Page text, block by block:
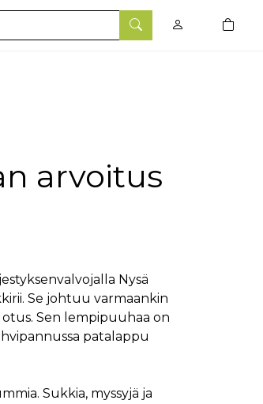
Hae
0
arvoitus
Nysä
Se johtuu varmaankin
Sen lempipuuhaa on
patalappu
Sukkia, myssyjä ja